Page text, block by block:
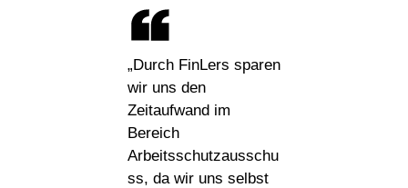
„Durch FinLers sparen
wir uns den
Zeitaufwand im
Bereich
Arbeitsschutzausschu
ss, da wir uns selbst